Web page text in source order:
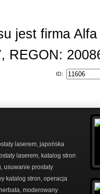
jest firma
REGON:
ID:
laserem japońska
laserem katalog stron
usuwanie prostaty
katalog stron operacja
moderowany